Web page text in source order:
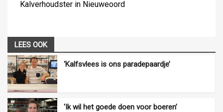
Kalverhoudster in Nieuweoord
LEES OOK
‘Kalfsvlees is ons paradepaardje’
'Ik wil het goede doen voor boeren’